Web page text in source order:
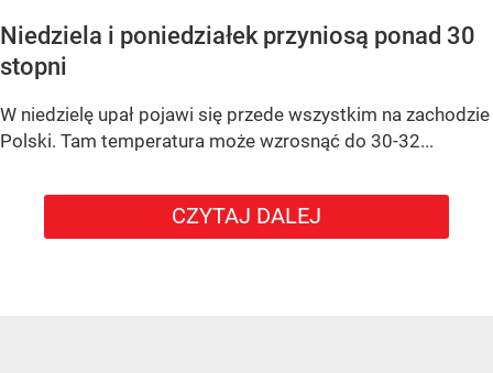
Niedziela i poniedziałek przyniosą ponad 30
stopni
W niedzielę upał pojawi się przede wszystkim na zachodzie
Polski. Tam temperatura może wzrosnąć do 30-32...
CZYTAJ DALEJ